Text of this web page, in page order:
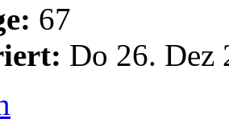
67
Do 26. Dez